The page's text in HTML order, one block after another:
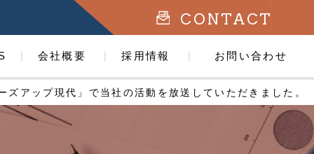
CONTACT
会社概要 採用情報 お問い合わせ
アップ現代」で当社の活動を放送していただきました。